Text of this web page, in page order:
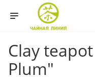
Clay
Plum"